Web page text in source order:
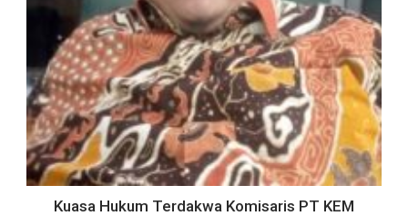
Kuasa Hukum Terdakwa Komisaris PT KEM